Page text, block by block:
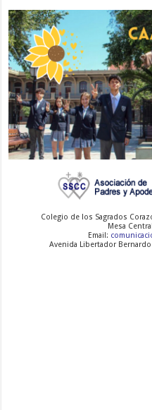
Colegio de los Sagrados
Mesa
Email:
Avenida Libertador